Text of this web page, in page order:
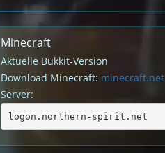
Minecraft
Aktuelle Bukkit-Version
Download Minecraft: minecraft.net
Server:
logon.northern-spirit.net